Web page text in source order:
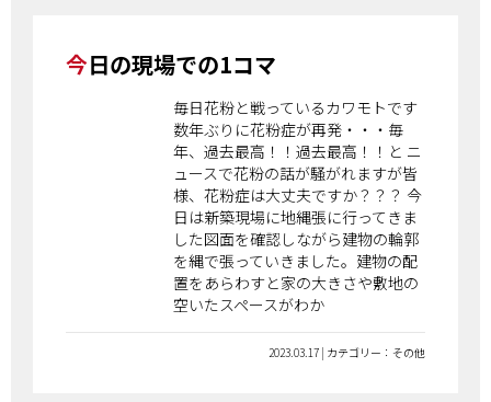
今日の現場での1コマ
毎日花粉と戦っているカワモトです
数年ぶりに花粉症が再発・・・毎
年、過去最高！！過去最高！！と ニ
ュースで花粉の話が騒がれますが皆
様、花粉症は大丈夫ですか？？？ 今
日は新築現場に地縄張に行ってきま
した図面を確認しながら建物の輪郭
を縄で張っていきました。建物の配
置をあらわすと家の大きさや敷地の
空いたスペースがわか
2023.03.17 | カテゴリー：その他